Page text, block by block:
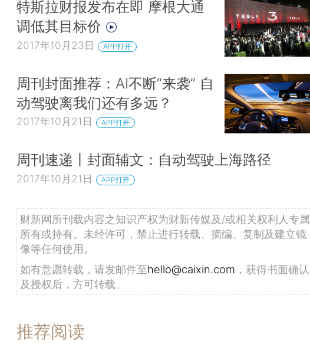
特斯拉财报发布在即 摩根大通
调低其目标价
2017年10月23日 APP打开
周刊封面推荐：AI不断“来袭” 自
动驾驶离我们还有多远？
2017年10月21日 APP打开
周刊速递丨封面辅文：自动驾驶上海路径
2017年10月21日 APP打开
财新网所刊载内容之知识产权为财新传媒及/或相关权利人专属
所有或持有。未经许可，禁止进行转载、摘编、复制及建立镜
像等任何使用。
如有意愿转载，请发邮件至hello@caixin.com ，获得书面确认
及授权后，方可转载。
推荐阅读